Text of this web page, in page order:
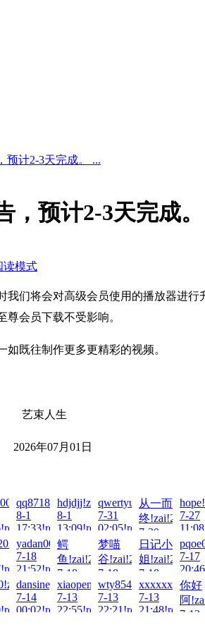
预计2-3天完成。 ...
，预计2-3天完成。
读模式
我们将会对高级会员使用的播放器进行
会员下载不受影响。
既往制作更多更精彩的视频。
01日
qq871846365!zai!2026-
8-1
17:33!read!
hdjdjj!zai!2026-
8-1
13:09!read!
7-31
02:05!read!
从一而
终!zai!2026-
7-30
00:12!read!
7-27
yadan001!zai!2026-
7-18
21:52!read!
鳄
鱼!zai!2026-
7-18
13:54!read!
梦喵
谷!zai!2026-
7-18
11:26!read!
日记小
姐!zai!2026-
7-18
11:07!read!
7-17
dansiney!zai!2026-
7-14
00:02!read!
xiaopeng0901!zai!2026-
7-13
22:55!read!
wty854414!zai!2026-
7-13
22:21!read!
7-13
21:48!read!
你好
阿
7-13